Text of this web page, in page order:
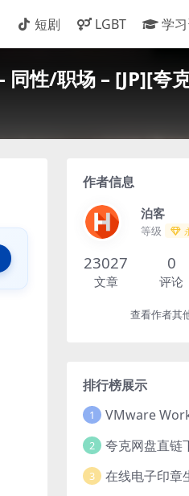
短剧 LGBT 学
同性/职场 – [JP][夸
作者信息
泊客
等级
23027
文章
0
评论
查看作者其
排行榜展示
1
2
3 在线电子印章